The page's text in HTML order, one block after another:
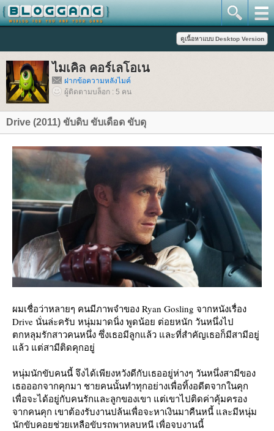
ไมเคิล คอร์เลโอเน
ฝากข้อความหลังไมค์
ผู้ติดตามบล็อก : 5 คน
Drive (2011) ขับดิบ ขับเดือด ขับดุ
ผมเชื่อว่าหลายๆ คนมีภาพจำของ Ryan Gosling จากหนังเรื่อง
Drive นั่นล่ะครับ หนุ่มมาดนิ่ง พูดน้อย ต่อยหนัก วันหนึ่งไป
ตกหลุมรักสาวคนหนึ่ง ซึ่งเธอมีลูกแล้ว และที่สำคัญเธอก็มีสามีอยู่
ล้ว แต่สามีติดคุกอยู่
หนุ่มนักขับคนนี้ จึงได้เพียงหวังดีกับเธออยู่ห่างๆ วันหนึ่งสามีของ
เธอออกจากคุกมา ชายคนนั้นทำทุกอย่างเพื่อทิ้งอดีตจากในคุก
เพื่อจะได้อยู่กับคนรักและลูกของเขา แต่เขาไปติดค่าคุ้มครอง
จากคนคุก เขาต้องรับงานปล้นเพื่อจะหาเงินมาคืนหนี้ และมีหนุ่ม
นักขับคอยช่วยเหลือขับรถพาหลบหนี เพื่อจบงานนี้